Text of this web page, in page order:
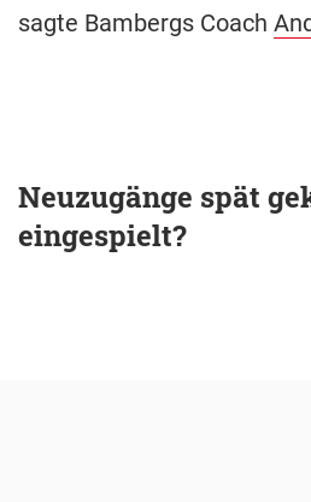
sagte Bambergs Coach
Neuzugänge spät
eingespielt?